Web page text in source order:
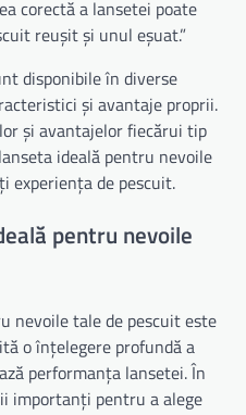
corectă a lansetei poate
reușit și unul eșuat.”
disponibile în diverse
și avantaje proprii.
și avantajelor fiecărui tip
ideală pentru nevoile
experiența de pescuit.
pentru nevoile
nevoile tale de pescuit este
o înțelegere profundă a
performanța lansetei. În
importanți pentru a alege